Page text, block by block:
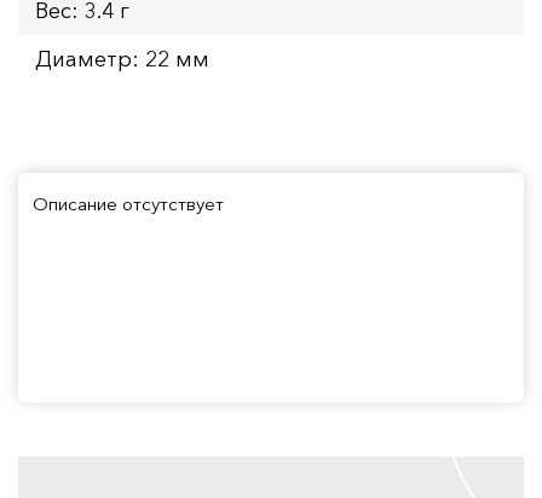
Вес: 3.4 г
Диаметр: 22 мм
Описание отсутствует